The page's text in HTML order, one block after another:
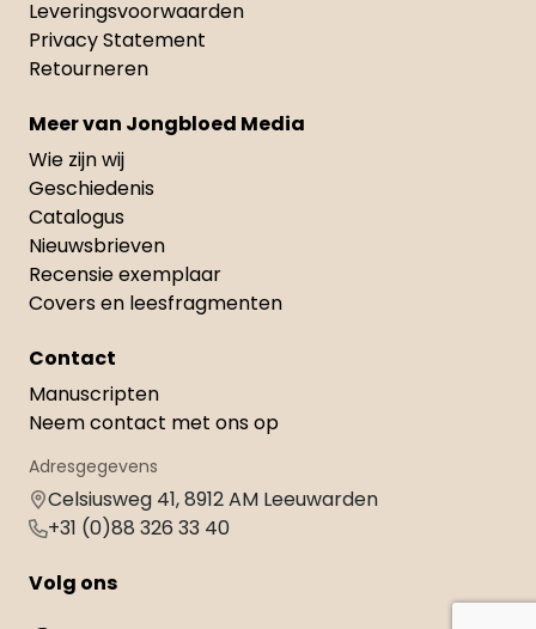
Leveringsvoorwaarden
Privacy Statement
Retourneren
Meer van Jongbloed Media
Wie zijn wij
Geschiedenis
Catalogus
Nieuwsbrieven
Recensie exemplaar
Covers en leesfragmenten
Contact
Manuscripten
Neem contact met ons op
Adresgegevens
Celsiusweg 41, 8912 AM Leeuwarden
+31 (0)88 326 33 40
Volg ons